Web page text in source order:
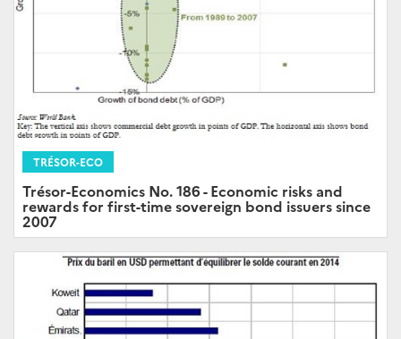
TRÉSOR-ECO
Trésor-Economics No. 186 - Economic risks and
rewards for first-time sovereign bond issuers since
2007